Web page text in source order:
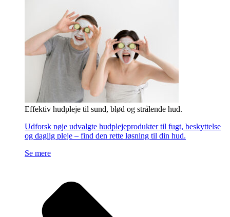
Effektiv hudpleje til sund, blød og strålende hud.
Udforsk nøje udvalgte hudplejeprodukter til fugt, beskyttelse
og daglig pleje – find den rette løsning til din hud.
Se mere